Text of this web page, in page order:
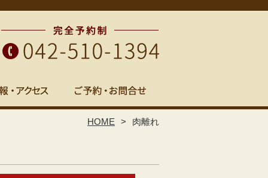
HOME 肉離れ